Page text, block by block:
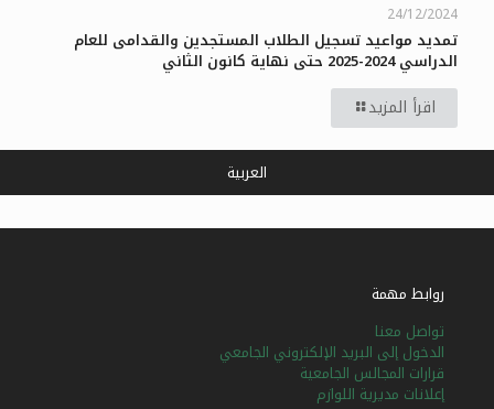
24/12/2024
تمديد مواعيد تسجيل الطلاب المستجدين والقدامى للعام
الدراسي 2024-2025 حتى نهاية كانون الثاني
اقرأ المزيد
روابط مهمة
تواصل معنا
الدخول إلى البريد الإلكتروني الجامعي
قرارات المجالس الجامعية
إعلانات مديرية اللوازم
العربية